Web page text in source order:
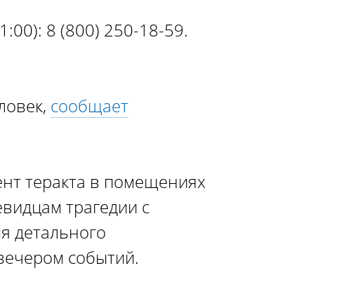
8 (800) 250-18-59.
сообщает
теракта в помещениях
трагедии с
детального
событий.